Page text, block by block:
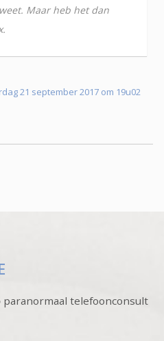
Maar heb het dan
21 september 2017 om 19u02
paranormaal telefoonconsult